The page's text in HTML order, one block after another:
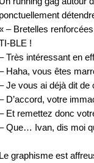
ponctuellement
– Bretelles
BLE !
Très intéressant en
Haha, vous êtes
Je vous ai déjà dit de
D’accord, votre
Et remettez donc
Que… Ivan, dis moi
Le graphisme est